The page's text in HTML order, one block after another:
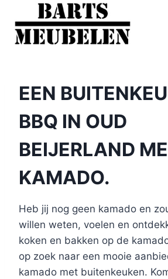
Doorgaan
naar
inhoud
EEN
BBQ IN OUD
BEIJERLAND
KAMADO.
Heb jij nog geen kamado en
willen weten, voelen en
koken en bakken op de
op zoek naar een mooie
kamado met buitenkeuken.